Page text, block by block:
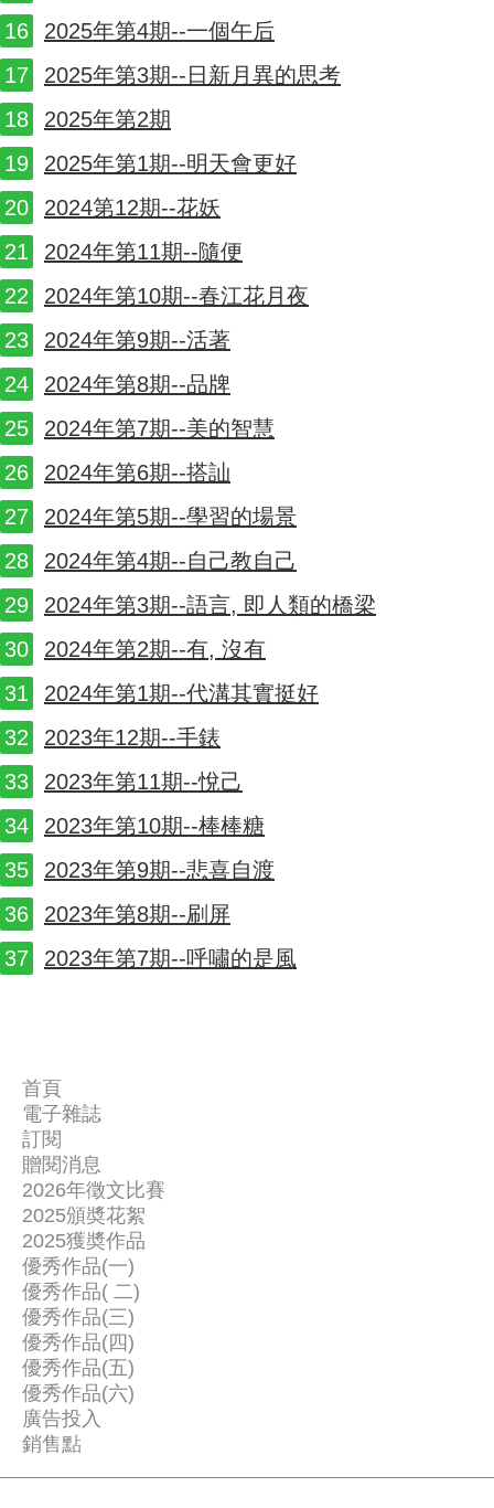
2025年第4期--一個午后
2025年第3期--日新月異的思考
2025年第2期
2025年第1期--明天會更好
2024第12期--花妖
2024年第11期--隨便
2024年第10期--春江花月夜
2024年第9期--活著
2024年第8期--品牌
2024年第7期--美的智慧
2024年第6期--搭訕
2024年第5期--學習的場景
2024年第4期--自己教自己
2024年第3期--語言, 即人類的橋梁
2024年第2期--有, 沒有
2024年第1期--代溝其實挺好
2023年12期--手錶
2023年第11期--悅己
2023年第10期--棒棒糖
2023年第9期--悲喜自渡
2023年第8期--刷屏
2023年第7期--呼嘯的是風
首頁
關
於
我
們
讀
者
新
聞
聯
絡
我
們
電子雜誌
訂閱
贈閱消息
2026年徵文比賽
2025頒奬花絮
2025獲奬作品
一
等
獎
-
-
-
二
等
獎
作
品
-
三
等
獎
-
-
-
優秀作品(一)
優秀作品( 二)
優秀作品(三)
優秀作品(四)
優秀作品(五)
優秀作品(六)
廣告投入
銷售點